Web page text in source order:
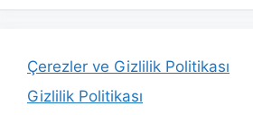
Çerezler ve Gizlilik Politikası
Gizlilik Politikası